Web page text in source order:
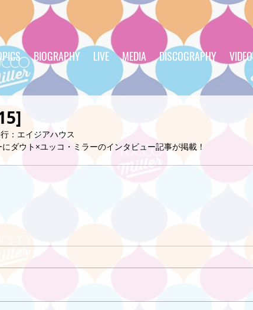
BIOGRAPHY LIVE MEDIA DISCOGRAPHY VIDEO
：エイジアハウス
にダウト×ユッコ・ミラーのインタビュー記事が掲載！